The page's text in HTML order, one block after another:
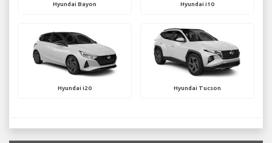
Hyundai Bayon Hyundai i10
Hyundai i20 Hyundai Tucson